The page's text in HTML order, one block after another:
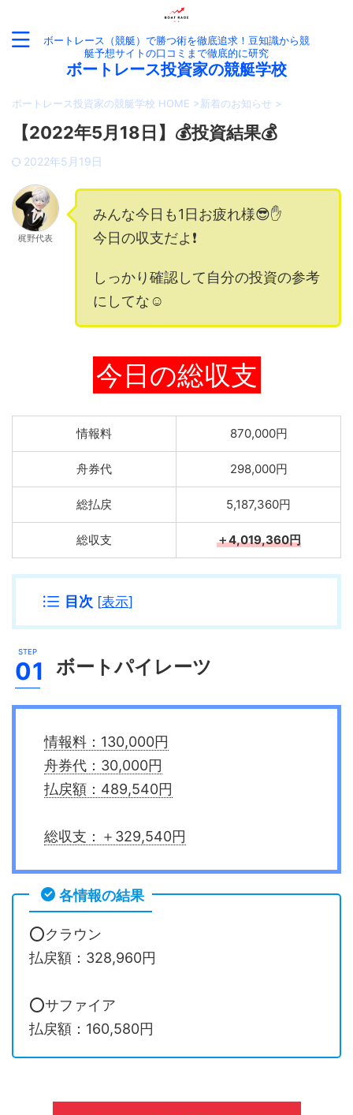
ボートレース（競艇）で勝つ術を徹底追求！豆知識から競
艇予想サイトの口コミまで徹底的に研究
ボートレース投資家の競艇学校
ボートレース投資家の競艇学校 HOME >新着のお知らせ >
【2022年5月18日】💰投資結果💰
2022年5月19日
梶野代表
みんな今日も1日お疲れ様😎✋
今日の収支だよ❗️
しっかり確認して自分の投資の参考
にしてな☺️
今日の総収支
情報料 870,000円
舟券代 298,000円
総払戻 5,187,360円
総収支 ＋4,019,360円
目次 [表示]
ボートパイレーツ
情報料：130,000円
舟券代：30,000円
払戻額：489,540円
総収支：＋329,540円
各情報の結果
⭕️クラウン
払戻額：328,960円
⭕️サファイア
払戻額：160,580円